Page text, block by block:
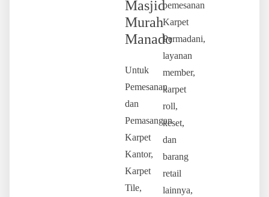
pemesanan
Karpet
Permadani,
layanan
member,
karpet
roll,
keset,
dan
barang
retail
lainnya,
Masjid
Murah
Manado
Untuk
Pemesanan
dan
Pemasangan
Karpet
Kantor,
Karpet
Tile,